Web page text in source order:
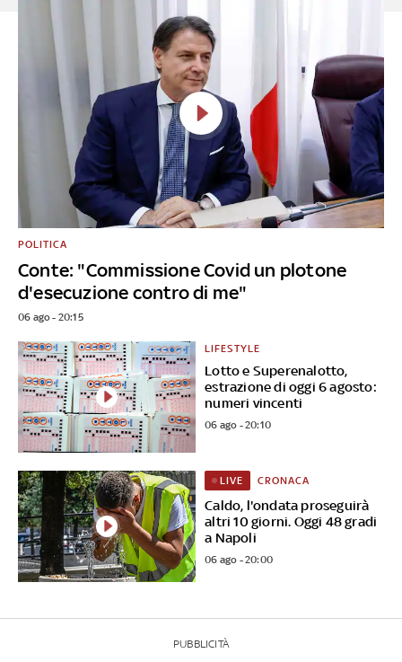
Conte: "Commissione Covid un plotone
d'esecuzione contro di me"
POLITICA
06 ago - 20:15
Lotto e Superenalotto,
estrazione di oggi 6 agosto:
numeri vincenti
LIFESTYLE
06 ago - 20:10
Caldo, l'ondata proseguirà
altri 10 giorni. Oggi 48 gradi
a Napoli
LIVE CRONACA
06 ago - 20:00
PUBBLICITÀ